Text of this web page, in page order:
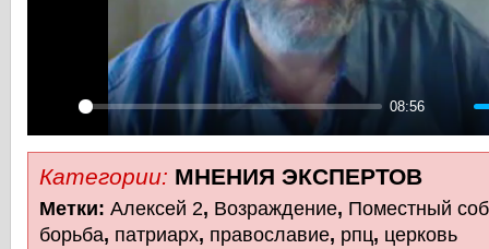
08:56
Категории: МНЕНИЯ ЭКСПЕРТОВ
Метки: Алексей 2, Возраждение, Поместный
борьба, патриарх, православие, рпц, церковь